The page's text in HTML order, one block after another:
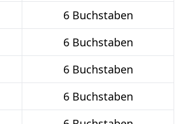
6 Buchstaben
6 Buchstaben
6 Buchstaben
6 Buchstaben